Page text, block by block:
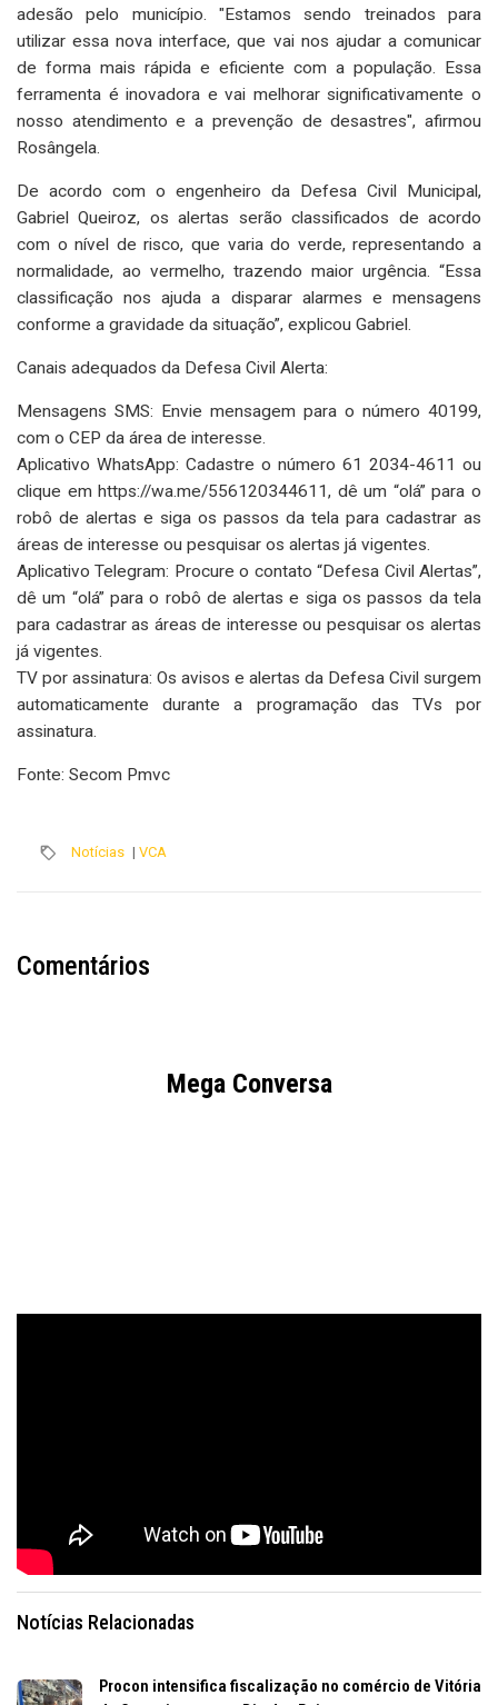
adesão pelo município. "Estamos sendo treinados para
utilizar essa nova interface, que vai nos ajudar a comunicar
de forma mais rápida e eficiente com a população. Essa
ferramenta é inovadora e vai melhorar significativamente o
nosso atendimento e a prevenção de desastres", afirmou
Rosângela.
De acordo com o engenheiro da Defesa Civil Municipal,
Gabriel Queiroz, os alertas serão classificados de acordo
com o nível de risco, que varia do verde, representando a
normalidade, ao vermelho, trazendo maior urgência. “Essa
classificação nos ajuda a disparar alarmes e mensagens
conforme a gravidade da situação”, explicou Gabriel.
Canais adequados da Defesa Civil Alerta:
Mensagens SMS: Envie mensagem para o número 40199,
com o CEP da área de interesse.
Aplicativo WhatsApp: Cadastre o número 61 2034-4611 ou
clique em https://wa.me/556120344611, dê um “olá” para o
robô de alertas e siga os passos da tela para cadastrar as
áreas de interesse ou pesquisar os alertas já vigentes.
Aplicativo Telegram: Procure o contato “Defesa Civil Alertas”,
dê um “olá” para o robô de alertas e siga os passos da tela
para cadastrar as áreas de interesse ou pesquisar os alertas
já vigentes.
TV por assinatura: Os avisos e alertas da Defesa Civil surgem
automaticamente durante a programação das TVs por
assinatura.
Fonte: Secom Pmvc
Notícias | VCA
Comentários
Mega Conversa
Notícias Relacionadas
Procon intensifica fiscalização no comércio de Vitória